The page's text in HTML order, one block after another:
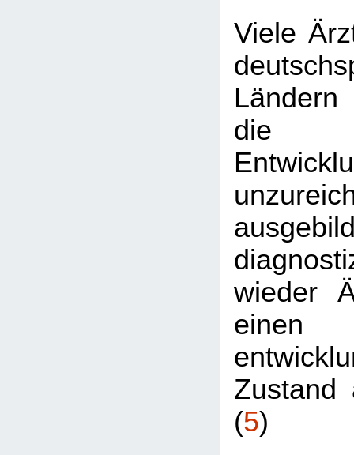
Viele
die
wieder
einen
Zustand
(5)